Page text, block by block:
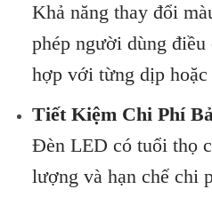
Khả năng thay đổi
phép người dùng điều
hợp với từng dịp hoặc
Tiết Kiệm Chi Phí
Đèn LED có tuổi thọ
lượng và hạn chế chi